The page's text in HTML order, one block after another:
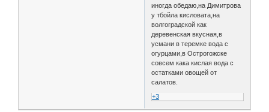
иногда обедаю,на Димитрова
у тбойла кисловата,на
волгоградской как
деревенская вкусная,в
усмани в теремке вода с
огурцами,в Острогожске
совсем кака кислая вода с
остатками овощей от
салатов.
+3